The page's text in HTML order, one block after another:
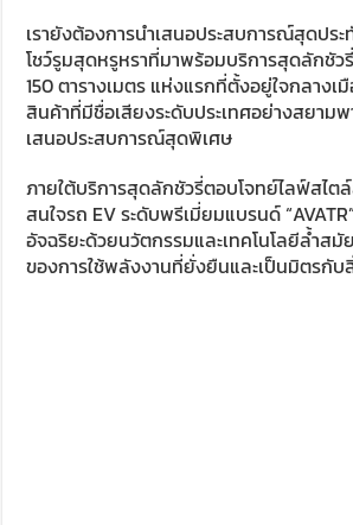
เรายังต้องการนำเสนอประสบการณ์สุดประ
โชว์รูมสุดหรูหราที่มาพร้อมบริการสุดลักชัว
150 ตารางเมตร แห่งแรกที่ตั้งอยู่ใจกลางเ
สินค้าที่มีชื่อเสียงระดับประเทศอย่างสยาม
เสนอประสบการณ์สุดพิเศษ
ภายใต้บริการสุดลักชัวรี่ตอบโจทย์ไลฟ์สไต
สนใจรถ EV ระดับพรีเมี่ยมแบรนด์
อัจฉริยะด้วยนวัตกรรมและเทคโนโลยีล้ำสมั
ของการใช้พลังงานที่ยั่งยืนและเป็นมิตรกั